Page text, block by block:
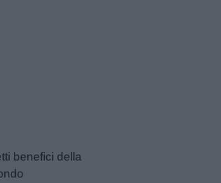
benefici della